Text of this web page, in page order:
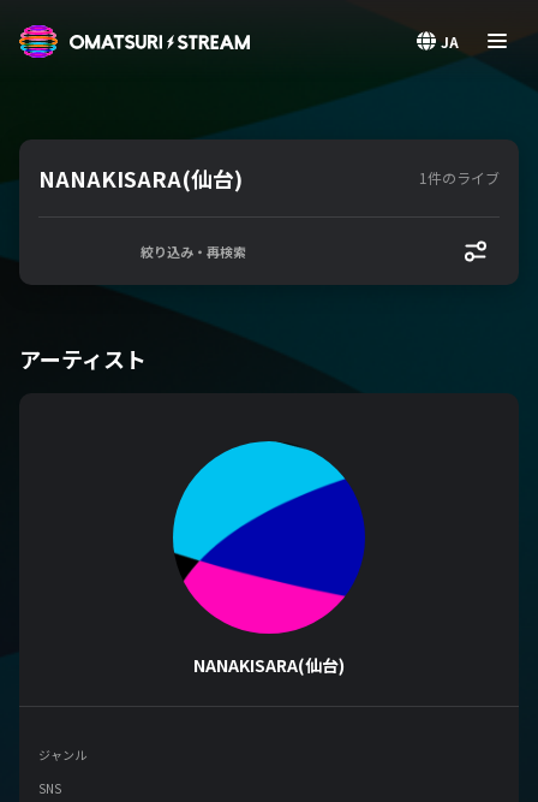
JA
NANAKISARA(仙台) 1件のライブ
絞り込み・再検索
アーティスト
NANAKISARA(仙台)
ジャンル
SNS